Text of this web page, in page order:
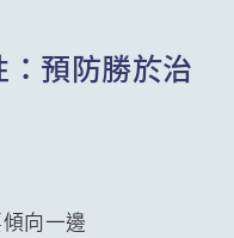
：預防勝於治
向一邊